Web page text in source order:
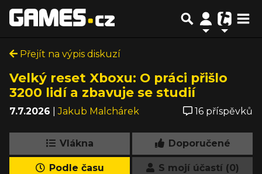
Přejít na výpis diskuzí
Velký reset Xboxu: O práci přišlo
3200 lidí a zbavuje se studií
7.7.2026 |Jakub Malchárek 16 příspěvků
Vlákna Doporučené
Podle času S mojí účastí (0)